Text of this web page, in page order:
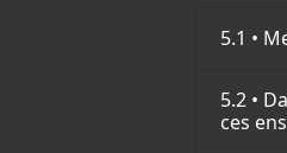
5.1 •
5.2 •
ces